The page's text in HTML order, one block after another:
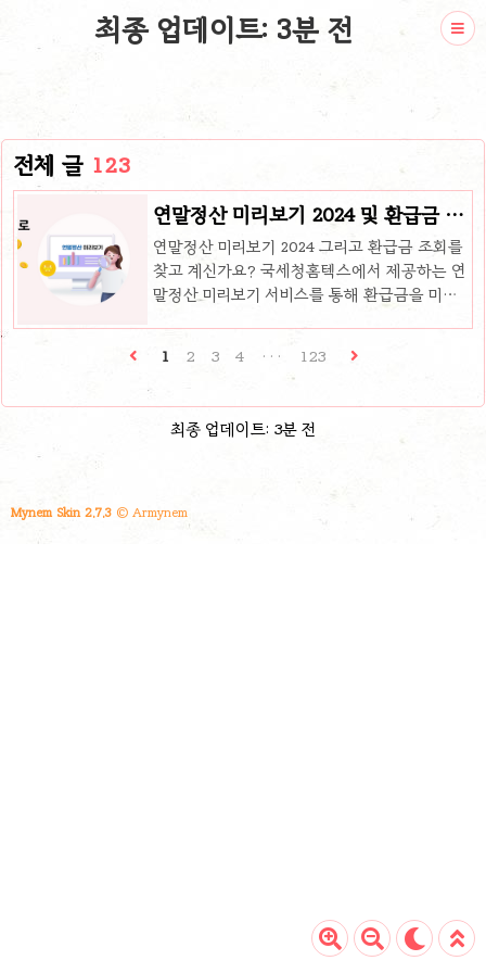
최종 업데이트: 3분 전
전체 글 123
연말정산 미리보기 2024 및 환급금 조
회
연말정산 미리보기 2024 그리고 환급금 조회를
찾고 계신가요? 국세청홈텍스에서 제공하는 연
말정산 미리보기 서비스를 통해 환급금을 미리
게 알려드립니다. 긴말할 것 없이 아래에서 바로
김없이 연말정산 시즌이 다가왔습니다. 그렇다
면 연말정산은 왜 하는 것일까요? 연말정산은
수입에 따라서 국가는 가이드라인을 가지고 있
습니다. 이 가이드라인을 기준으로 많이 사용한
1 2 3 4 ··· 123
최종 업데이트: 3분 전
Mynem Skin 2.7.3 © Armynem